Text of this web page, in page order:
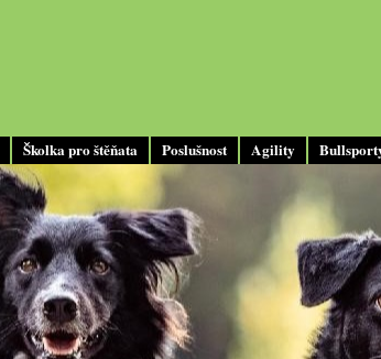
Školka pro štěňata Poslušnost Agility